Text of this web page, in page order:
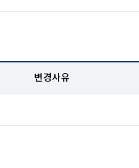
변경사유